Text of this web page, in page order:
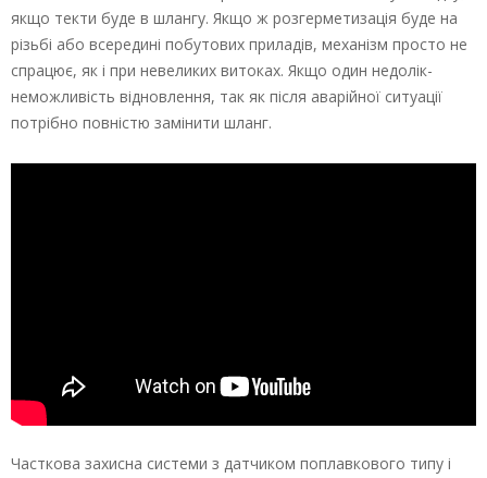
якщо текти буде в шлангу. Якщо ж розгерметизація буде на
різьбі або всередині побутових приладів, механізм просто не
спрацює, як і при невеликих витоках. Якщо один недолік-
неможливість відновлення, так як після аварійної ситуації
потрібно повністю замінити шланг.
Часткова захисна системи з датчиком поплавкового типу і